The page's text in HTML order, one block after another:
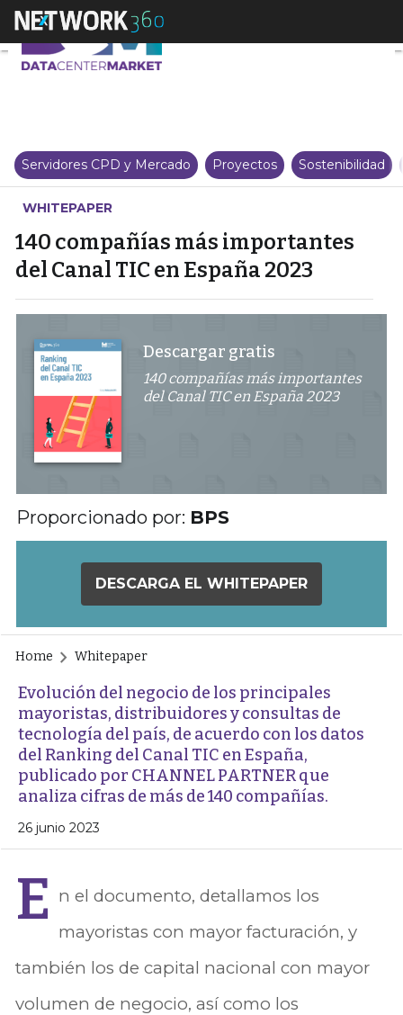
140 compañías más
Servidores CPD y Mercado Proyectos Sostenibilidad
WHITEPAPER
140 compañías más importantes
del Canal TIC en España 2023
Descargar gratis
140 compañías más importantes
del Canal TIC en España 2023
Proporcionado por: BPS
DESCARGA EL WHITEPAPER
Home Whitepaper
Evolución del negocio de los principales
mayoristas, distribuidores y consultas de
tecnología del país, de acuerdo con los datos
del Ranking del Canal TIC en España,
publicado por CHANNEL PARTNER que
analiza cifras de más de 140 compañías.
26 junio 2023
E n el documento, detallamos los
mayoristas con mayor facturación, y
también los de capital nacional con mayor
volumen de negocio, así como los